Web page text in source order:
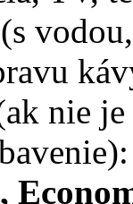
nie